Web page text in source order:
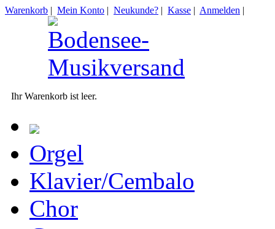
Warenkorb | Mein Konto | Neukunde? | Kasse | Anmelden |
Ihr Warenkorb ist leer.
Orgel
Klavier/Cembalo
Chor